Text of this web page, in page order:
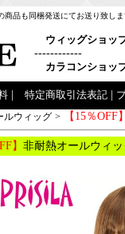
商品も同梱発送にてお送り致し
ウィッグショッ
------------
カラコンショッ
特定商取引法表記
ルウィッグ > 【15％OFF
】 非耐熱オールウィ